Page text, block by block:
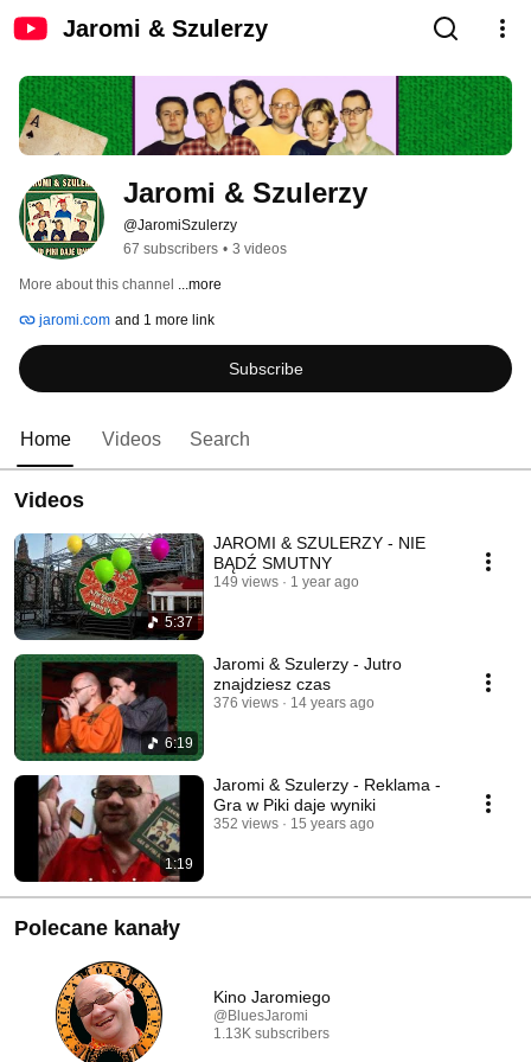
Jaromi & Szulerzy
Jaromi & Szulerzy
@JaromiSzulerzy
67 subscribers • 3 videos
More about this channel ...more
jaromi.com and 1 more link
Subscribe
Home Videos Search
Videos
5:37
JAROMI & SZULERZY - NIE
BĄDŹ SMUTNY
149 views 1 year ago
6:19
Jaromi & Szulerzy - Jutro
znajdziesz czas
376 views 14 years ago
1:19
Jaromi & Szulerzy - Reklama -
Gra w Piki daje wyniki
352 views 15 years ago
Polecane kanały
Kino Jaromiego
@BluesJaromi
1.13K subscribers